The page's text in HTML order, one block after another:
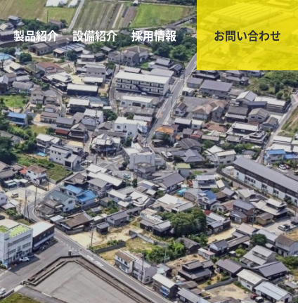
製品紹介 設備紹介 採用情報 お問い合わせ